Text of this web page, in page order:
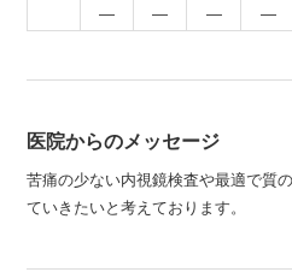
―
― ― ―
医院からのメッセージ
苦痛の少ない内視鏡検査や最適で質
ていきたいと考えております。